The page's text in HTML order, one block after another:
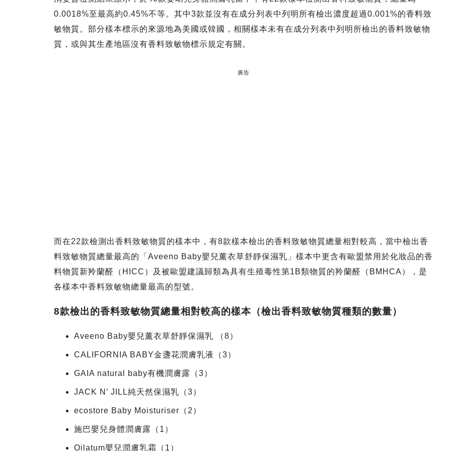
0.0018%至最高約0.45%不等。其中3款並沒有在成分列表中列明所有檢出濃度超過0.001%的香料致
敏物質。部分樣本標示的來源地為美國或韓國，相關樣本未有在成分列表中列明所檢出的香料致敏物
質，或與其生產地區沒有香料致敏物標示規定有關。
廣告
而在22款檢測出香料致敏物質的樣本中，有8款樣本檢出的香料致敏物質總量相對較高，當中檢出香
料致敏物質總量最高的「Aveeno Baby嬰兒薰衣草舒靜保濕乳」樣本中更含有歐盟禁用於化妝品的香
料物質新羚蘭醛（HICC）及被歐盟建議歸類為具有生殖毒性第1B類物質的羚蘭醛（BMHCA），是
各樣本中香料致敏物總量最高的型號。
8款檢出的香料致敏物質總量相對較高的樣本（檢出香料致敏物質種類的數量）
Aveeno Baby嬰兒薰衣草舒靜保濕乳 （8）
CALIFORNIA BABY金盞花潤膚乳液（3）
GAIA natural baby有機潤膚露（3）
JACK N’ JILL純天然保濕乳（3）
ecostore Baby Moisturiser（2）
施巴嬰兒身體潤膚露（1）
Oilatum嬰兒潤膚乳霜（1）